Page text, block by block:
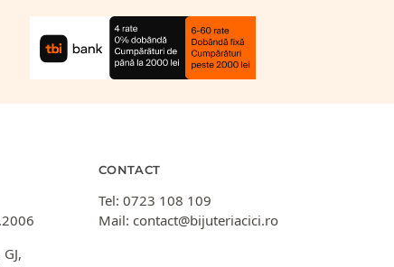
CONTACT
Tel:0723 108 109
Mail:contact@bijuteriacici.ro